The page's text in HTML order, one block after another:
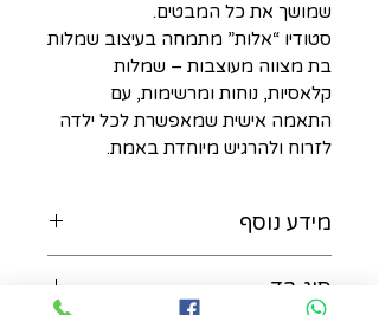
שמושך את כל המבטים.
סטודיו “אלות” מתמחה בעיצוב שמלות
בת מצווה מעוצבות – שמלות
קלאסיות, נוחות ומרשימות, עם
התאמה אישית שמאפשרת לכל ילדה
לזרוח ולהרגיש מיוחדת באמת.
מידע נוסף
עדינה במכונה ללא סחיטה
סוג בד